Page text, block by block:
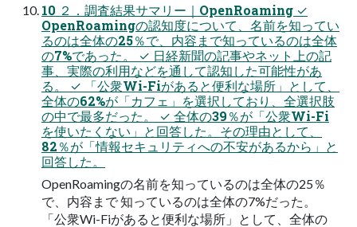
10 ２．調査結果サマリー｜OpenRoaming ✓
OpenRoamingの認知度について、名前を知ってい
るのは全体の25％で、内容まで知っているのは全体
の7%であった。 ✓ 日経新聞の記事やネット上の記
事、実際の利用などを通して認知した可能性があ
る。 ✓ 「公衆Wi-Fiがあると便利な場所」として、
全体の62%が「カフェ」を選択しており、全選択肢
の中で最多だった。 ✓ 全体の39％が「公衆Wi-Fi
を使いたくない」と回答した。その理由として、
82％が「情報セキュリティへの不安があるから」と
回答した。
OpenRoamingの名前を知っているのは全体の25％
で、内容まで 知っているのは全体の7%だった。
「公衆Wi-Fiがあると便利な場所」として、全体の